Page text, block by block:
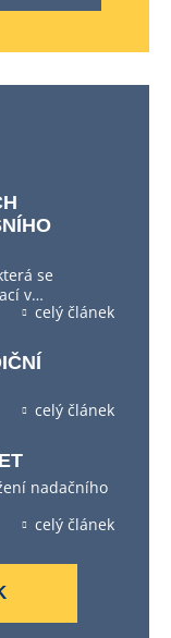
se
v…
celý článek
celý článek
nadačního
celý článek